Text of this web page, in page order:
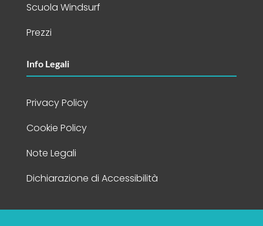
Scuola Windsurf
Prezzi
Info Legali
Privacy Policy
Cookie Policy
Note Legali
Dichiarazione di Accessibilità